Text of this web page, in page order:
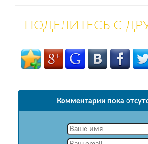
ПОДЕЛИТЕСЬ С
Комментарии пока